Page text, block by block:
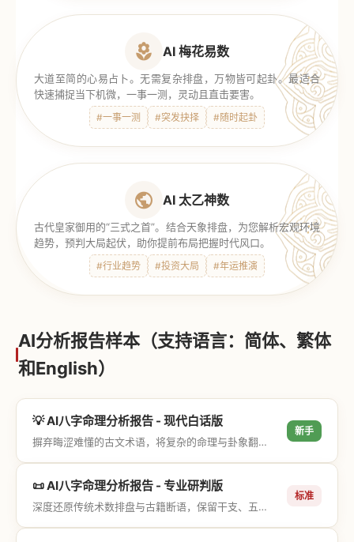
AI 梅花易数
大道至简的心易占卜。无需复杂排盘，万物皆可起卦。最适合
快速捕捉当下机微，一事一测，灵动且直击要害。
#一事一测 #突发抉择 #随时起卦
AI 太乙神数
古代皇家御用的“三式之首”。结合天象排盘，为您解析宏观环境
趋势，预判大局起伏，助你提前布局把握时代风口。
#行业趋势 #投资大局 #年运推演
AI分析报告样本（支持语言：简体、繁体
和English）
💡 AI八字命理分析报告 - 现代白话版
摒弃晦涩难懂的古文术语，将复杂的命理与卦象翻译成通俗易懂的现代大白话，直击结果与生活建议，零门槛轻松阅读。
新手
📜 AI八字命理分析报告 - 专业研判版
深度还原传统术数排盘与古籍断语，保留干支、五行与神煞等专业术语，适合追求严谨考证与具备易学基础的用户。
标准